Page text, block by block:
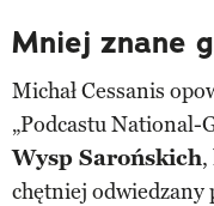
Mniej znane
Michał Cessanis
„Podcastu National-
Wysp Sarońskich,
chętniej odwiedzany